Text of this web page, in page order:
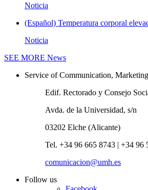
Noticia
(Español) Temperatura corporal
Noticia
SEE MORE News
Service of Communication,
Edif. Rectorado y Consejo
Avda. de la Universidad, s/n
03202 Elche (Alicante)
Tel. +34 96 665 8743 | +34 96
comunicacion@umh.es
Follow us